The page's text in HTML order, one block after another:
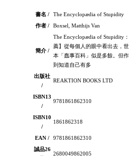
書名 /
The Encyclopædia of Stupidity
作者 /
Boxsel, Matthijs Van
簡介 /
The Encyclopædia of Stupidity
薦】從每個人的眼中看出去，
本「蠢事百科」似是多餘。但
到知道自己有多
出版社
/
REAKTION BOOKS LTD
ISBN13
/
9781861862310
ISBN10
/
1861862318
EAN /
9781861862310
誠品26
2680049862005